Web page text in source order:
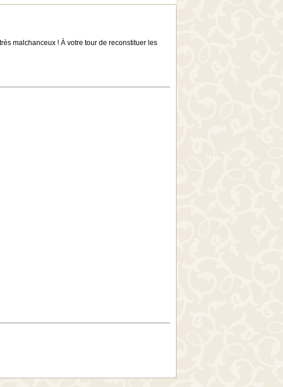
malchanceux ! À votre tour de reconstituer les